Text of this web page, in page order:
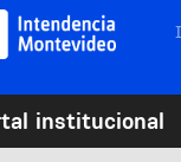
institucional